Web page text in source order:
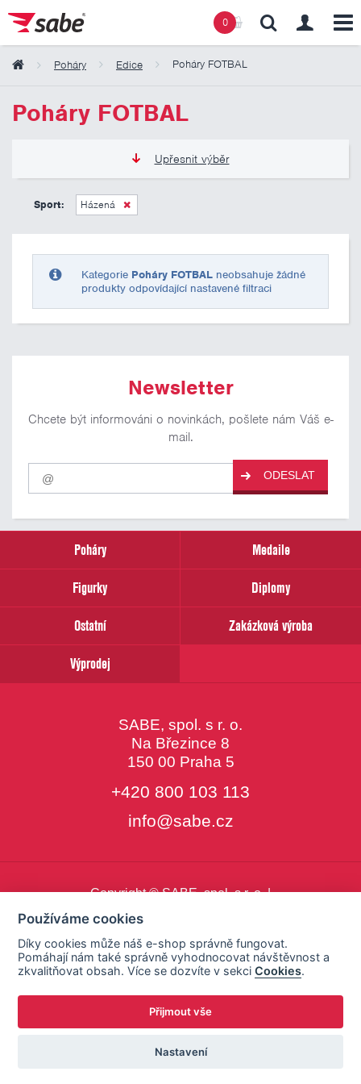
0
Poháry Edice Poháry FOTBAL
Poháry FOTBAL
Upřesnit výběr
135 Kč
Sport: Házená
Kategorie Poháry FOTBAL neobsahuje žádné
produkty odpovídající nastavené filtraci
Newsletter
Chcete být informováni o novinkách, pošlete nám Váš e-
mail.
Pro
odběr
našich
email
ODESLAT
Poháry
Medaile
Figurky
Diplomy
Ostatní
Zakázková výroba
Výprodej
SABE, spol. s r. o.
Na Březince 8
150 00 Praha 5
+420 800 103 113
info@sabe.cz
Copyright © SABE, spol. s r. o. |
Obsah košíku
Používáme cookies
Díky cookies může náš e-shop správně fungovat.
Pomáhají nám také správně vyhodnocovat návštěvnost a
zkvalitňovat obsah. Více se dozvíte v sekciCookies.
Přijmout vše
Nastavení